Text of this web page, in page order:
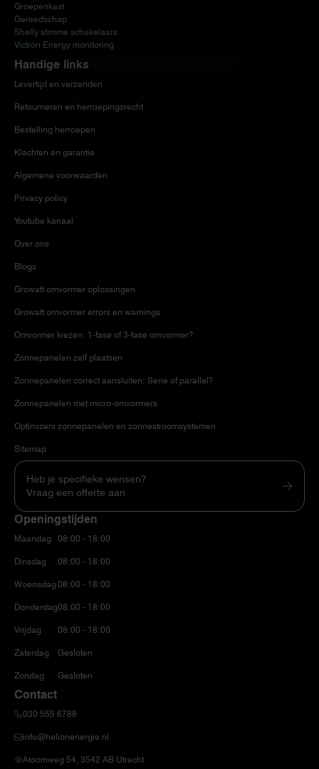
Groepenkast
Gereedschap
Shelly slimme schakelaars
Victron Energy monitoring
Handige links
Levertijd en verzenden
Retourneren en herroepingsrecht
Bestelling herroepen
Klachten en garantie
Algemene voorwaarden
Privacy policy
Youtube kanaal
Over ons
Blogs
Growatt omvormer oplossingen
Growatt omvormer errors en warnings
Omvormer kiezen: 1-fase of 3-fase omvormer?
Zonnepanelen zelf plaatsen
Zonnepanelen correct aansluiten: Serie of parallel?
Zonnepanelen met micro-omvormers
Optimizers zonnepanelen en zonnestroomsystemen
Sitemap
Heb je specifieke wensen?
Vraag een offerte aan
Openingstijden
Maandag
Dinsdag
Woensdag
Donderdag
Vrijdag
Zaterdag
Zondag
08:00 - 18:00
08:00 - 18:00
08:00 - 18:00
08:00 - 18:00
08:00 - 18:00
Gesloten
Gesloten
Contact
030 555 6788
info@helionenergie.nl
Atoomweg 54, 3542 AB Utrecht